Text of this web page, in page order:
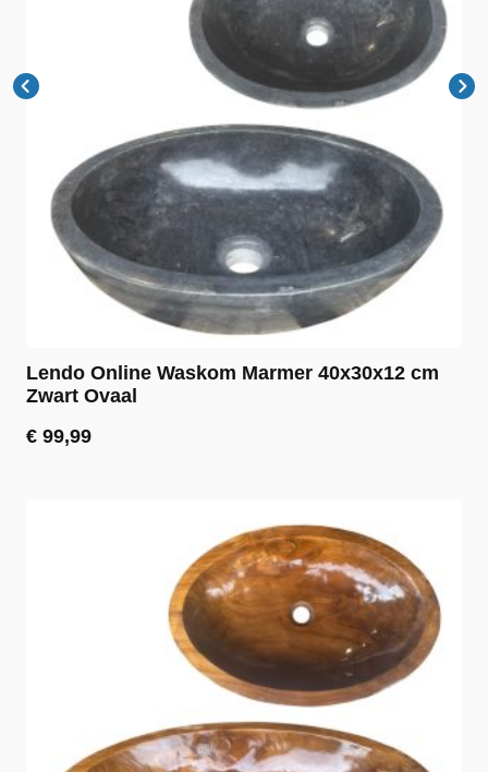
Lendo Online Waskom Marmer 40x30x12 cm
Zwart Ovaal
€ 99,99